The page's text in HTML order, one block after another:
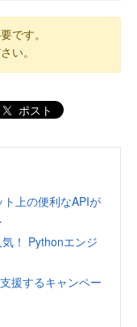
です。
い。
ポスト
上の便利なAPIが
！ Pythonエンジ
援するキャンペー